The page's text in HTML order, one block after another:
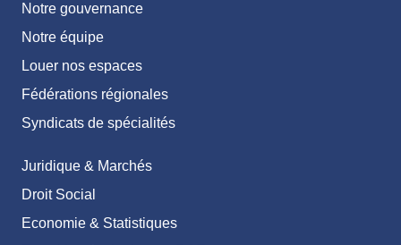
Notre gouvernance
Notre équipe
Louer nos espaces
Fédérations régionales
Syndicats de spécialités
Juridique & Marchés
Droit Social
Economie & Statistiques